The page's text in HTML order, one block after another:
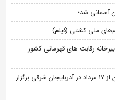
آسمانی شد؛
ملی کشتی (فیلم)
رقابت های قهرمانی کشور
اردوی تیم ملی کشتی ساحلی نوجوانان از 17 مرداد در آذربایجان شرقی برگزار